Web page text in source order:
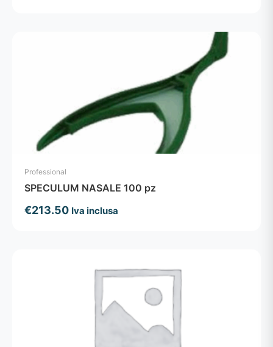
€19.90
Professional
SPECULUM NASALE 100 pz
€213.50 Iva inclusa